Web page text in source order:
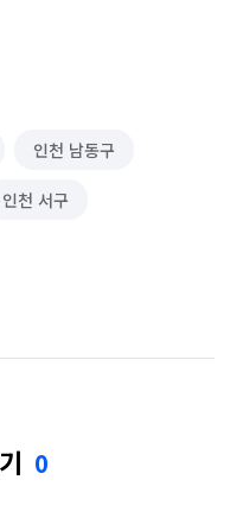
인천 남동구
인천 서구
0